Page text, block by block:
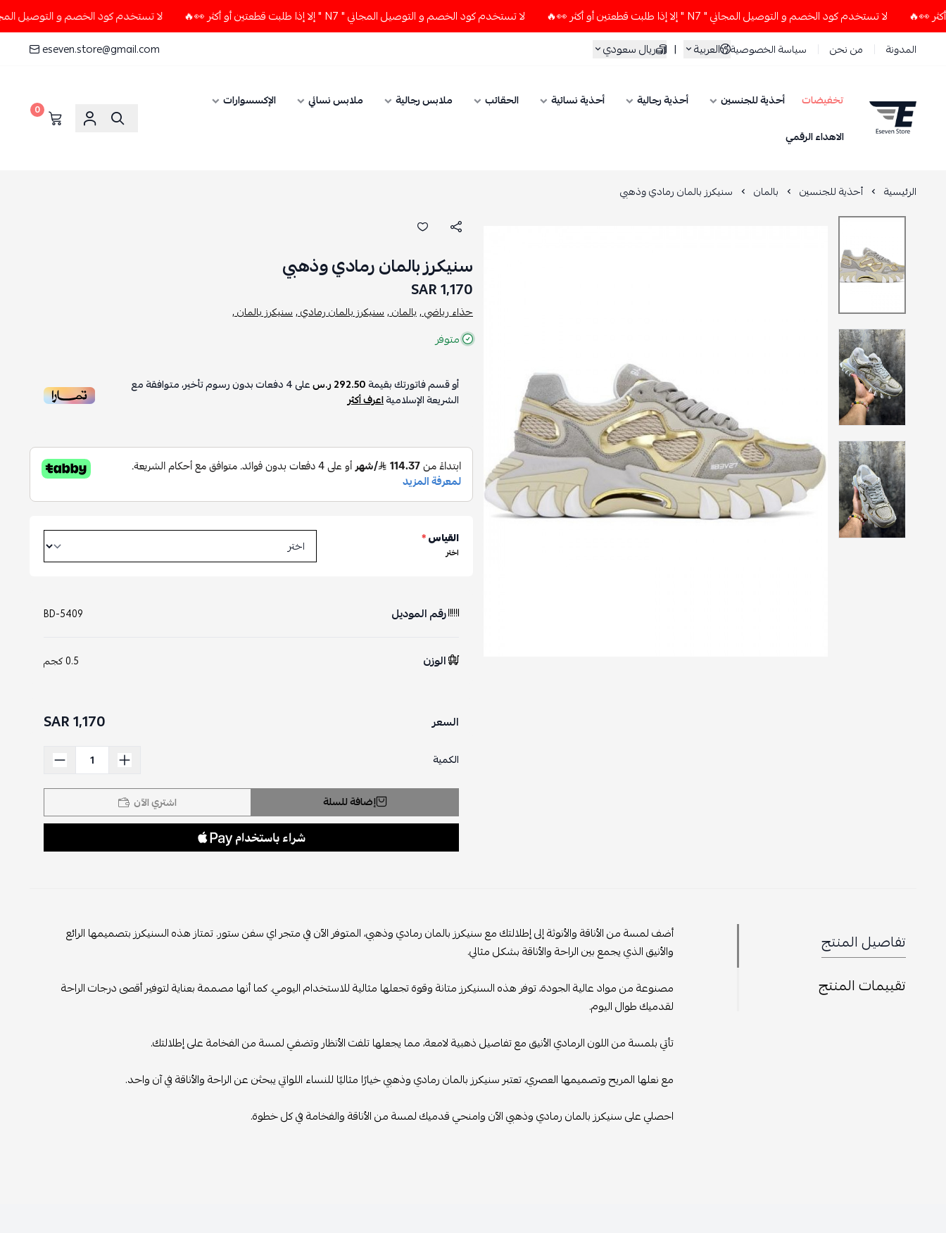
لا تستخدم كود الخصم و التوصيل المجاني " N7 " إلا إذا طلبت قطعتين أو أكثر 👀🔥 لا تستخدم كود الخصم و التوصيل المجاني " N7 " إلا إذا طلبت قطعتين أو أكثر 👀🔥 لا تستخدم كود الخصم و التوصيل المجاني " N7 " إلا إذا طلبت قطعتين أو أكثر 👀🔥
المدونة من نحن سياسة الخصوصية العربية | ريال سعودي eseven.store@gmail.com
ESEVEN STORE
تخفيضات أحذية للجنسين أحذية رجالية أحذية نسائية الحقائب ملابس رجالية ملابس نسائي
الإكسسوارات
الاهداء الرقمي
0
الرئيسية أحذية للجنسين بالمان سنيكرز بالمان رمادي وذهبي
سنيكرز بالمان رمادي وذهبي
1,170 SAR
حذاء رياضي ,بالمان ,سنيكرز بالمان رمادي ,سنيكرز بالمان ,
متوفر
أو قسم فاتورتك بقيمة292.50 ر.س على4دفعات بدون رسوم تأخير، متوافقة مع
الشريعة الإسلاميةاعرف أكثر
القياس*
اختر
رقم الموديل BD-5409
الوزن 0.5 كجم
السعر 1,170 SAR
الكمية
إضافة للسلة اشتري الآن
تفاصيل المنتج
تقييمات المنتج
أضف لمسة من الأناقة والأنوثة إلى إطلالتك مع سنيكرز بالمان رمادي وذهبي، المتوفر الآن في متجر اي سفن ستور. تمتاز هذه السنيكرز بتصميمها الرائع
والأنيق الذي يجمع بين الراحة والأناقة بشكل مثالي.
مصنوعة من مواد عالية الجودة، توفر هذه السنيكرز متانة وقوة تجعلها مثالية للاستخدام اليومي. كما أنها مصممة بعناية لتوفير أقصى درجات الراحة
لقدميك طوال اليوم.
تأتي بلمسة من اللون الرمادي الأنيق مع تفاصيل ذهبية لامعة، مما يجعلها تلفت الأنظار وتضفي لمسة من الفخامة على إطلالتك.
مع نعلها المريح وتصميمها العصري، تعتبر سنيكرز بالمان رمادي وذهبي خيارًا مثاليًا للنساء اللواتي يبحثن عن الراحة والأناقة في آن واحد.
احصلي على سنيكرز بالمان رمادي وذهبي الآن وامنحي قدميك لمسة من الأناقة والفخامة في كل خطوة.